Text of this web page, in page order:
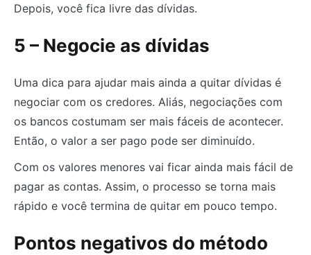
Depois, você fica livre das dívidas.
5 – Negocie as dívidas
Uma dica para ajudar mais ainda a quitar dívidas é
negociar com os credores. Aliás, negociações com
os bancos costumam ser mais fáceis de acontecer.
Então, o valor a ser pago pode ser diminuído.
Com os valores menores vai ficar ainda mais fácil de
pagar as contas. Assim, o processo se torna mais
rápido e você termina de quitar em pouco tempo.
Pontos negativos do método